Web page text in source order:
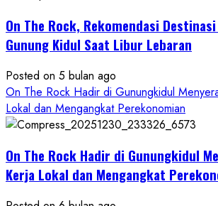
Wisata
Kekinian
On The Rock, Rekomendasi
Gunung Kidul Saat Libur Lebaran
Posted on 5 bulan ago
On The Rock Hadir di Gunungkidul
Lokal dan Mengangkat Perekonomian
On The Rock Hadir di Gunungkidul
Kerja Lokal dan Mengangkat